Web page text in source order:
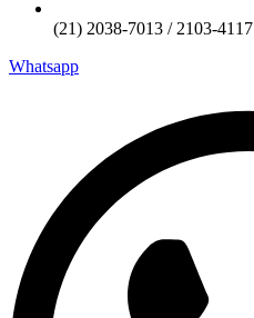
(21) 2038-7013 / 2103-4117
Whatsapp